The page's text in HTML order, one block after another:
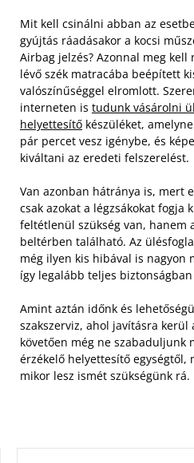
Mit kell csinálni abban az
gyújtás ráadásakor a kocsi
Airbag jelzés? Azonnal meg kell
lévő szék matracába beépített
valószínűséggel elromlott.
interneten is tudunk vásárolni
helyettesítő készüléket,
pár percet vesz igénybe, és
kiváltani az eredeti felszerelést.
Van azonban hátránya is, mert
csak azokat a légzsákokat fogja
feltétlenül szükség van, hanem
beltérben található. Az
még ilyen kis hibával is nagyon
így legalább teljes
Amint aztán időnk és
szakszerviz, ahol javításra kerül
követően még ne szabaduljunk
érzékelő helyettesítő egységtől,
mikor lesz ismét szükségünk rá.